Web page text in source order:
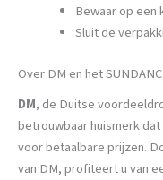
Bewaar op een
Sluit de
Over DM en het
DM, de Duitse
betrouwbaar huismerk
voor betaalbare prijzen.
van DM, profiteert u van